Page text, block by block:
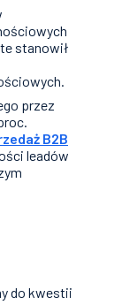
stanowił
przez
B2B
leadów
do kwestii